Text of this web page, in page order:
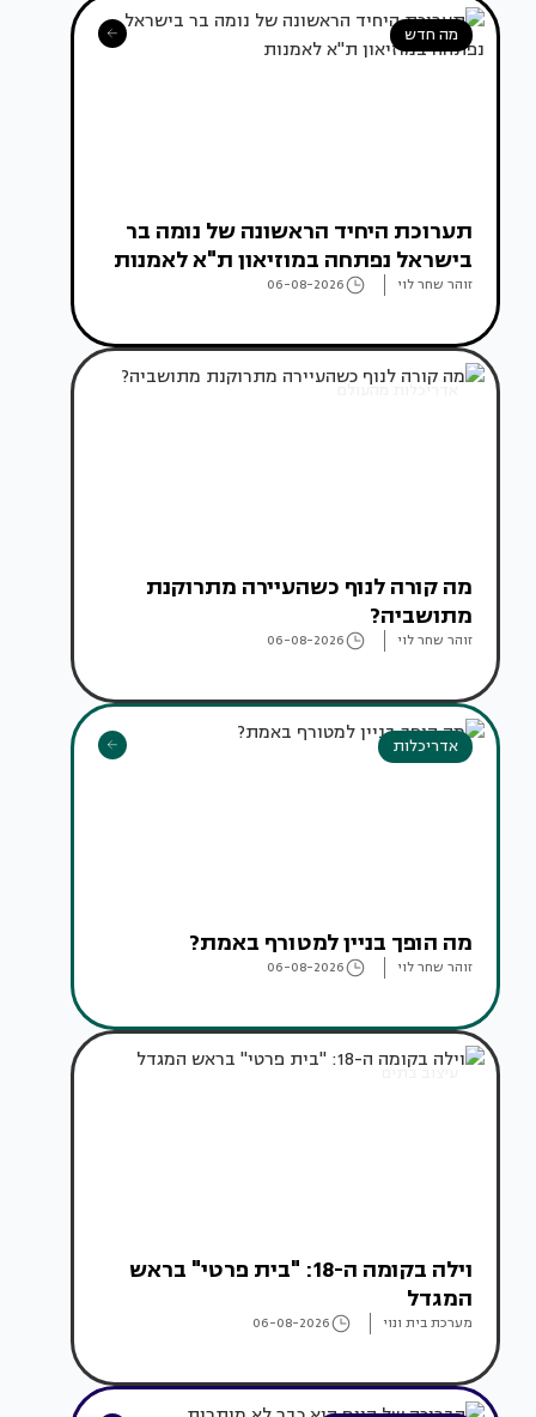
מה חדש
תערוכת היחיד הראשונה של נומה בר
בישראל נפתחה במוזיאון ת"א לאמנות
זוהר שחר לוי 06-08-2026
אדריכלות מהעולם
מה קורה לנוף כשהעיירה מתרוקנת
מתושביה?
זוהר שחר לוי 06-08-2026
אדריכלות
מה הופך בניין למטורף באמת?
זוהר שחר לוי 06-08-2026
עיצוב בתים
וילה בקומה ה-18: "בית פרטי" בראש
המגדל
מערכת בית ונוי 06-08-2026